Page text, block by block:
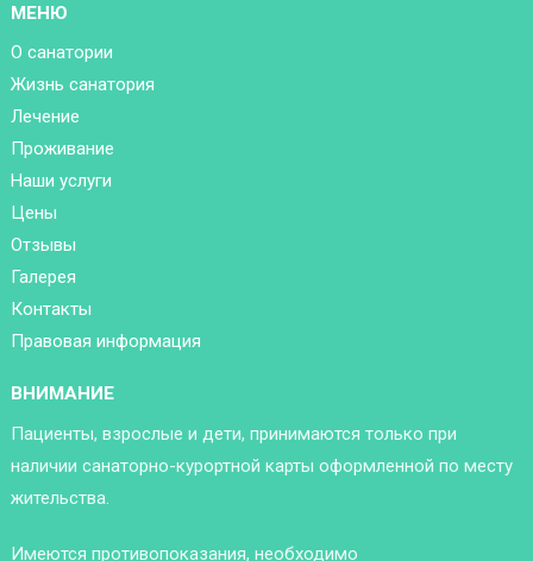
МЕНЮ
О санатории
Жизнь санатория
Лечение
Проживание
Наши услуги
Цены
Отзывы
Галерея
Контакты
Правовая информация
ВНИМАНИЕ
Пациенты, взрослые и дети, принимаются только при
наличии санаторно-курортной карты оформленной по месту
жительства.
Имеются противопоказания, необходимо